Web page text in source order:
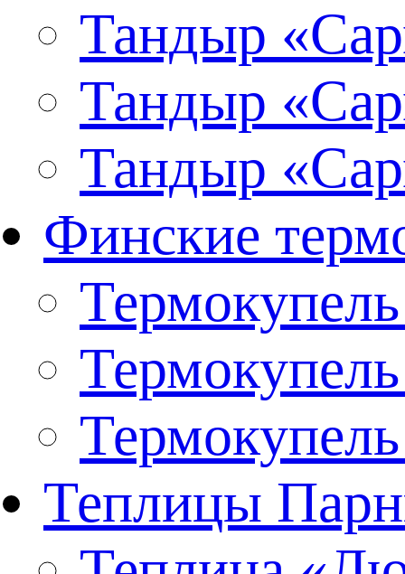
Тандыр
Тандыр
Тандыр
Финские
Теплицы